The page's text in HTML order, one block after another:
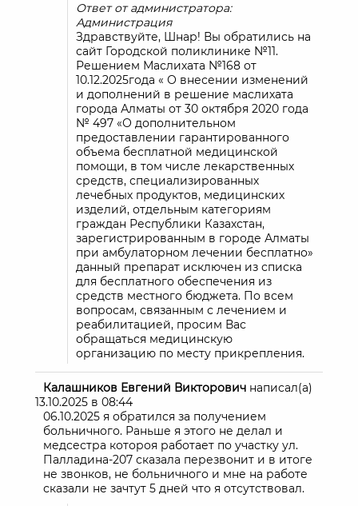
Ответ от администратора:
Администрация
Здравствуйте, Шнар! Вы обратились на
сайт Городской поликлинике №11.
Решением Маслихата №168 от
10.12.2025года « О внесении изменений
и дополнений в решение маслихата
города Алматы от 30 октября 2020 года
№ 497 «О дополнительном
предоставлении гарантированного
объема бесплатной медицинской
помощи, в том числе лекарственных
средств, специализированных
лечебных продуктов, медицинских
изделий, отдельным категориям
граждан Республики Казахстан,
зарегистрированным в городе Алматы
при амбулаторном лечении бесплатно»
данный препарат исключен из списка
для бесплатного обеспечения из
средств местного бюджета. По всем
вопросам, связанным с лечением и
реабилитацией, просим Вас
обращаться медицинскую
организацию по месту прикрепления.
Калашников Евгений Викторович написал(а)
13.10.2025 в 08:44
06.10.2025 я обратился за получением
больничного. Раньше я этого не делал и
медсестра котороя работает по участку ул.
Палладина-207 сказала перезвонит и в итоге
не звонков, не больничного и мне на работе
сказали не зачтут 5 дней что я отсутствовал.